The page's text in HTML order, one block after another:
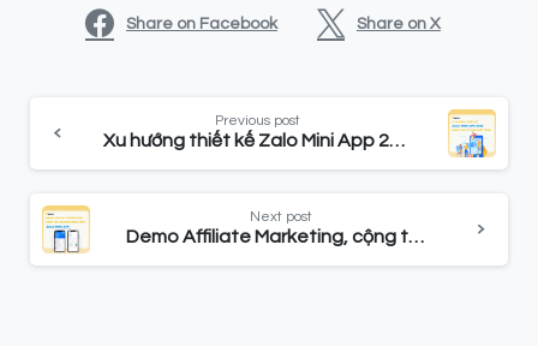
Share on Facebook Share on X
Previous post
Xu hướng thiết kế Zalo Mini App 2023 dành cho các nhà phát triển
Next post
Demo Affiliate Marketing, cộng tác viên bán hàng trên Zalo Mini App